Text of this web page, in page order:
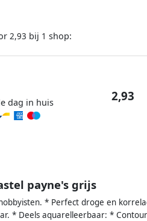
2,93 bij 1 shop:
dag in huis
2,93
payne's grijs
* Perfect droge en
* Deels aquarelleerbaar: *